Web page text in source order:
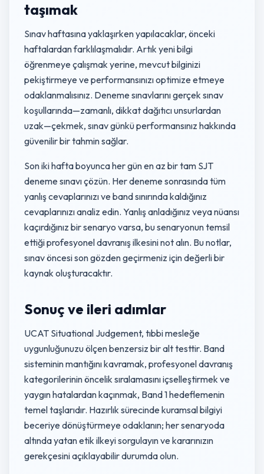
taşımak
Sınav haftasına yaklaşırken yapılacaklar, önceki
haftalardan farklılaşmalıdır. Artık yeni bilgi
öğrenmeye çalışmak yerine, mevcut bilginizi
pekiştirmeye ve performansınızı optimize etmeye
odaklanmalısınız. Deneme sınavlarını gerçek sınav
koşullarında—zamanlı, dikkat dağıtıcı unsurlardan
uzak—çekmek, sınav günkü performansınız hakkında
güvenilir bir tahmin sağlar.
Son iki hafta boyunca her gün en az bir tam SJT
deneme sınavı çözün. Her deneme sonrasında tüm
yanlış cevaplarınızı ve band sınırında kaldığınız
cevaplarınızı analiz edin. Yanlış anladığınız veya nüansı
kaçırdığınız bir senaryo varsa, bu senaryonun temsil
ettiği profesyonel davranış ilkesini not alın. Bu notlar,
sınav öncesi son gözden geçirmeniz için değerli bir
kaynak oluşturacaktır.
Sonuç ve ileri adımlar
UCAT Situational Judgement, tıbbi mesleğe
uygunluğunuzu ölçen benzersiz bir alt testtir. Band
sisteminin mantığını kavramak, profesyonel davranış
kategorilerinin öncelik sıralamasını içselleştirmek ve
yaygın hatalardan kaçınmak, Band 1 hedeflemenin
temel taşlarıdır. Hazırlık sürecinde kuramsal bilgiyi
beceriye dönüştürmeye odaklanın; her senaryoda
altında yatan etik ilkeyi sorgulayın ve kararınızın
gerekçesini açıklayabilir durumda olun.